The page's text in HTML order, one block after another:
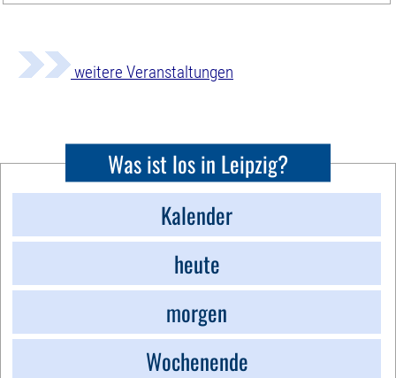
weitere Veranstaltungen
Was ist los in Leipzig?
Kalender
heute
morgen
Wochenende